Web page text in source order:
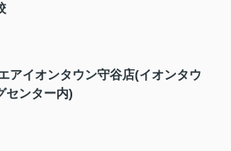
アイオンタウン守谷店(イオンタウ
センター内)